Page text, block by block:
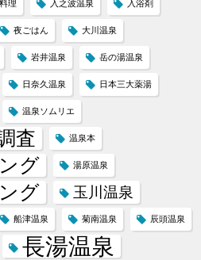
理 入之波温泉 入浴剤
夜ごはん 大川温泉
岩井温泉 岳の湯温泉
日奈久温泉 日本三大薬湯
温泉ソムリエ
査 温泉本
グ 湯原温泉
グ 玉川温泉
船津温泉 菊南温泉 辰頭温泉
長湯温泉